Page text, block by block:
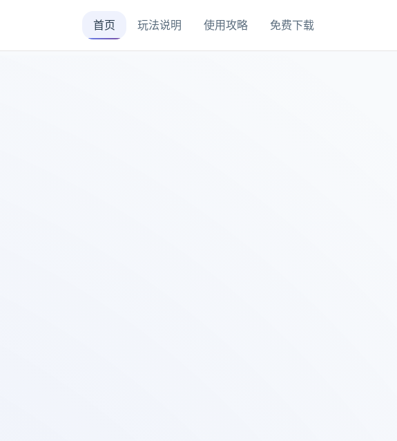
首页 玩法说明 使用攻略 免费下载